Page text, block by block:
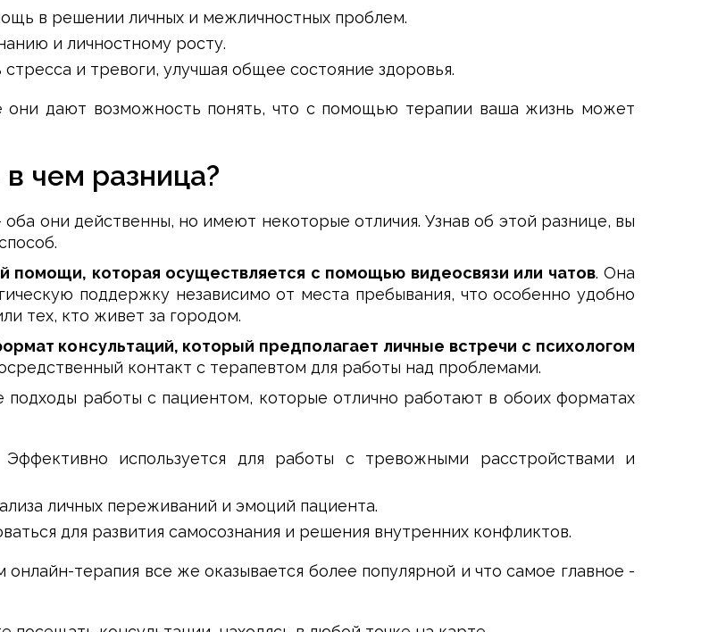
в решении личных и межличностных проблем.
и личностному росту.
и тревоги, улучшая общее состояние здоровья.
они дают возможность понять, что с помощью терапии ваша жизнь может
чем разница?
они действенны, но имеют некоторые отличия. Узнав об этой разнице, вы
помощи, которая осуществляется с помощью видеосвязи или чатов. Она
поддержку независимо от места пребывания, что особенно удобно
тех, кто живет за городом.
консультаций, который предполагает личные встречи с психологом
контакт с терапевтом для работы над проблемами.
работы с пациентом, которые отлично работают в обоих форматах
Эффективно используется для работы с тревожными расстройствами и
личных переживаний и эмоций пациента.
для развития самосознания и решения внутренних конфликтов.
терапия все же оказывается более популярной и что самое главное -